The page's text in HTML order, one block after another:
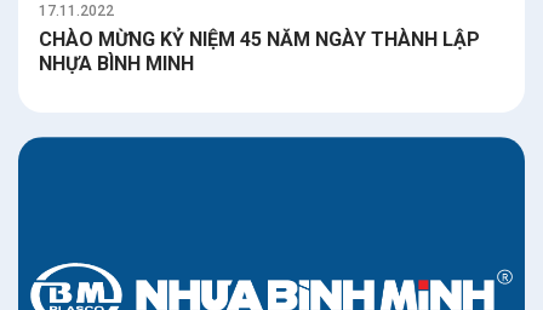
17.11.2022
CHÀO MỪNG KỶ NIỆM 45 NĂM NGÀY THÀNH LẬP
NHỰA BÌNH MINH